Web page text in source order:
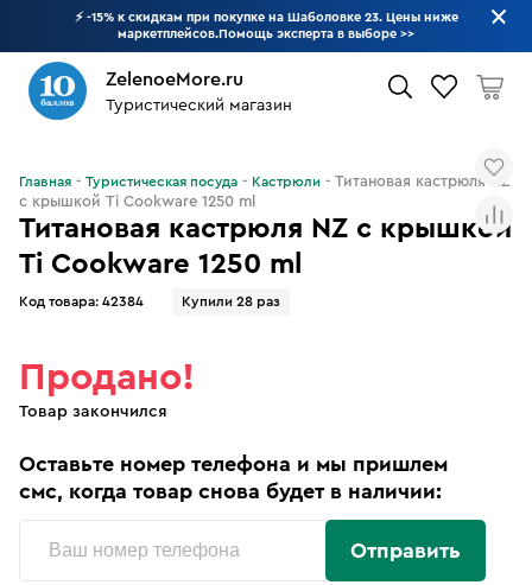
⚡ -15% к скидкам при покупке на Шаболовке 23. Цены ниже
маркетплейсов.Помощь эксперта в выборе >>
ZelenoeMore.ru
Туристический магазин
Титановая кастрюля NZ с крышкой
Ti Cookware 1250 ml
Код товара: 42384 Купили 28 раз
Главная Туристическая посуда Кастрюли
Титановая кастрюля NZ
с крышкой Ti Cookware 1250 ml
Продано!
Товар закончился
Оставьте номер телефона и мы пришлем
смс, когда товар снова будет в наличии:
Отправить